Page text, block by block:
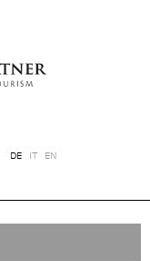
DE IT EN